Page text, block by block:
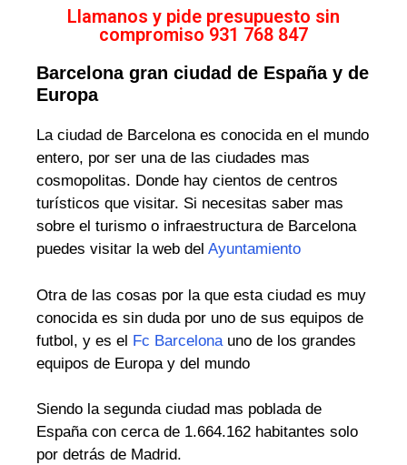
Llamanos y pide presupuesto sin
compromiso 931 768 847
Barcelona gran ciudad de España y de
Europa
La ciudad de Barcelona es conocida en el mundo
entero, por ser una de las ciudades mas
cosmopolitas. Donde hay cientos de centros
turísticos que visitar. Si necesitas saber mas
sobre el turismo o infraestructura de Barcelona
puedes visitar la web del Ayuntamiento
Otra de las cosas por la que esta ciudad es muy
conocida es sin duda por uno de sus equipos de
futbol, y es el Fc Barcelonauno de los grandes
equipos de Europa y del mundo
Siendo la segunda ciudad mas poblada de
España con cerca de 1.664.162 habitantes solo
por detrás de Madrid.